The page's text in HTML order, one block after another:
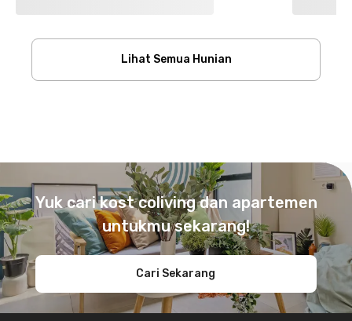
Lihat Semua Hunian
Yuk cari kost coliving dan apartemen
untukmu sekarang!
Cari Sekarang